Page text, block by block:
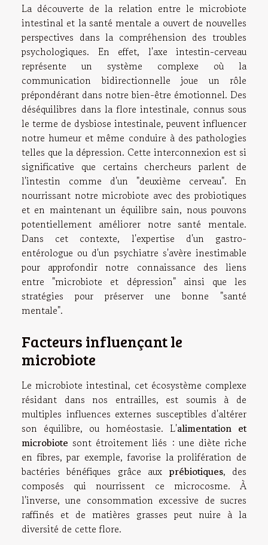
La découverte de la relation entre le microbiote
intestinal et la santé mentale a ouvert de nouvelles
perspectives dans la compréhension des troubles
psychologiques. En effet, l'axe intestin-cerveau
représente un système complexe où la
communication bidirectionnelle joue un rôle
prépondérant dans notre bien-être émotionnel. Des
déséquilibres dans la flore intestinale, connus sous
le terme de dysbiose intestinale, peuvent influencer
notre humeur et même conduire à des pathologies
telles que la dépression. Cette interconnexion est si
significative que certains chercheurs parlent de
l'intestin comme d'un "deuxième cerveau". En
nourrissant notre microbiote avec des probiotiques
et en maintenant un équilibre sain, nous pouvons
potentiellement améliorer notre santé mentale.
Dans cet contexte, l'expertise d'un gastro-
entérologue ou d'un psychiatre s'avère inestimable
pour approfondir notre connaissance des liens
entre "microbiote et dépression" ainsi que les
stratégies pour préserver une bonne "santé
mentale".
Facteurs influençant le
microbiote
Le microbiote intestinal, cet écosystème complexe
résidant dans nos entrailles, est soumis à de
multiples influences externes susceptibles d'altérer
son équilibre, ou homéostasie. L'alimentation et
microbiote sont étroitement liés : une diète riche
en fibres, par exemple, favorise la prolifération de
bactéries bénéfiques grâce aux prébiotiques, des
composés qui nourrissent ce microcosme. À
l'inverse, une consommation excessive de sucres
raffinés et de matières grasses peut nuire à la
diversité de cette flore.